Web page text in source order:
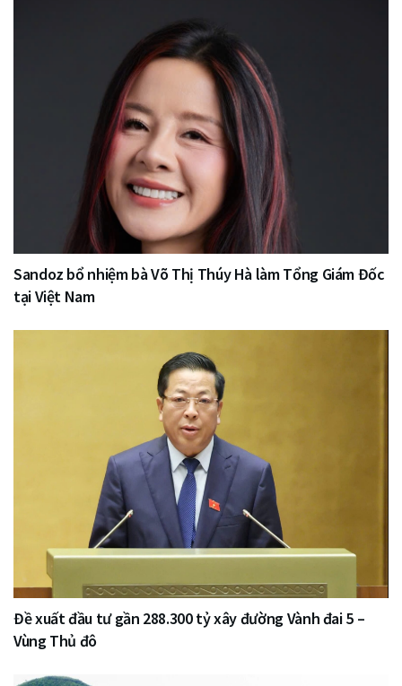
Sandoz bổ nhiệm bà Võ Thị Thúy Hà làm Tổng Giám Đốc
tại Việt Nam
Đề xuất đầu tư gần 288.300 tỷ xây đường Vành đai 5 –
Vùng Thủ đô